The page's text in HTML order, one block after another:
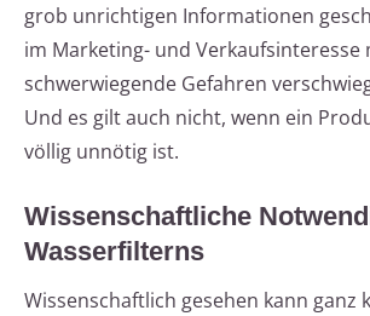
grob unrichtigen Informationen
im Marketing- und Verkaufsinteresse
schwerwiegende Gefahren
Und es gilt auch nicht, wenn ein
völlig unnötig ist.
Wissenschaftliche
Wasserfilterns
Wissenschaftlich gesehen kann ganz